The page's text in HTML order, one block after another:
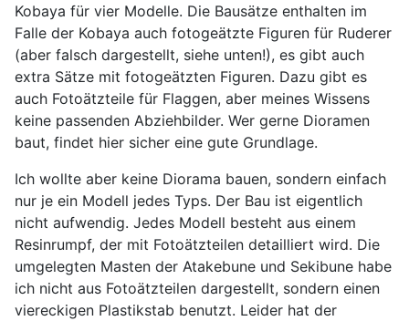
Kobaya für vier Modelle. Die Bausätze enthalten im
Falle der Kobaya auch fotogeätzte Figuren für Ruderer
(aber falsch dargestellt, siehe unten!), es gibt auch
extra Sätze mit fotogeätzten Figuren. Dazu gibt es
auch Fotoätzteile für Flaggen, aber meines Wissens
keine passenden Abziehbilder. Wer gerne Dioramen
baut, findet hier sicher eine gute Grundlage.
Ich wollte aber keine Diorama bauen, sondern einfach
nur je ein Modell jedes Typs. Der Bau ist eigentlich
nicht aufwendig. Jedes Modell besteht aus einem
Resinrumpf, der mit Fotoätzteilen detailliert wird. Die
umgelegten Masten der Atakebune und Sekibune habe
ich nicht aus Fotoätzteilen dargestellt, sondern einen
viereckigen Plastikstab benutzt. Leider hat der